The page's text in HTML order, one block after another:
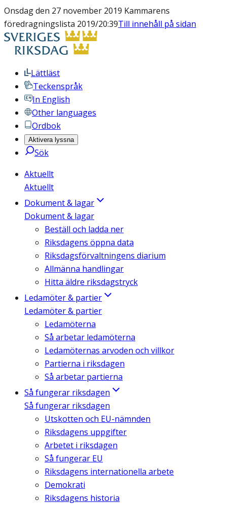
Onsdag den 27 november 2019 Kammarens
föredragningslista 2019/20:39Till innehåll på sidan
Lättläst
Teckenspråk
In English
Other languages
Ordbok
Aktivera lyssna
Sök
Aktuellt
Aktuellt
Dokument & lagar
Dokument & lagar
Beställ och ladda ner
Riksdagens öppna data
Riksdagsförvaltningens diarium
Allmänna handlingar
Hitta äldre riksdagstryck
Ledamöter & partier
Ledamöter & partier
Ledamöterna
Så arbetar ledamöterna
Ledamöternas arvoden och villkor
Partierna i riksdagen
Så arbetar partierna
Så fungerar riksdagen
Så fungerar riksdagen
Utskotten och EU-nämnden
Riksdagens uppgifter
Arbetet i riksdagen
Så fungerar EU
Riksdagens internationella arbete
Demokrati
Riksdagens historia